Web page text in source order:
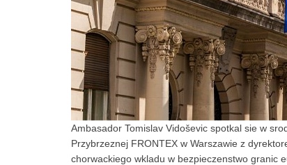
Ambasador Tomislav Vidoševic spotkal sie w
Przybrzeznej FRONTEX w Warszawie z
chorwackiego wkladu w bezpieczenstwo granic